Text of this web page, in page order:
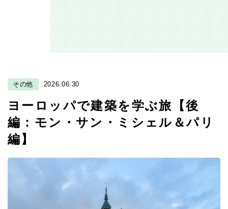
その他 2026.06.30
ヨーロッパで建築を学ぶ旅【後
編：モン・サン・ミシェル＆パリ
編】